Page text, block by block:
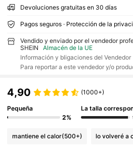
Devoluciones gratuitas en 30 días
Pagos seguros · Protección de la
Vendido y enviado por el vendedor
SHEIN
Almacén de la UE
Información y bligaciones del Vendedor
Para reportar a este vendedor y/o
4,90 (1000+)
Pequeña
2%
La talla
mantiene el calor(500+) lo volveré a